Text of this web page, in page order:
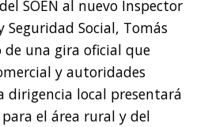
SOEN al nuevo Inspector
Seguridad Social, Tomás
de una gira oficial que
y autoridades
dirigencia local presentará
el área rural y del